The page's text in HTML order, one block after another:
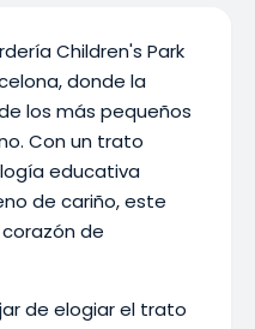
Children's Park
donde la
los más pequeños
Con un trato
educativa
de cariño, este
de
de elogiar el trato